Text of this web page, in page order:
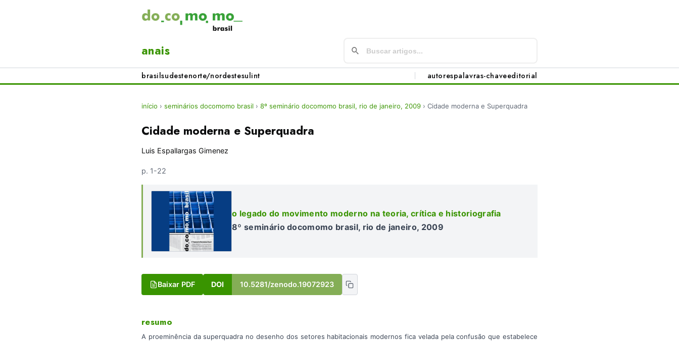
anais
brasilsudestenorte/nordestesulint autorespalavras-chaveeditorial
início › seminários docomomo brasil › 8º seminário docomomo brasil, rio de janeiro, 2009 › Cidade moderna e Superquadra
Cidade moderna e Superquadra
Luis Espallargas Gimenez
p. 1-22
o legado do movimento moderno na teoria, crítica e historiografia
8º seminário docomomo brasil, rio de janeiro, 2009
Baixar PDF DOI 10.5281/zenodo.19072923
resumo
A proeminência da superquadra no desenho dos setores habitacionais modernos fica velada pela confusão que estabelece